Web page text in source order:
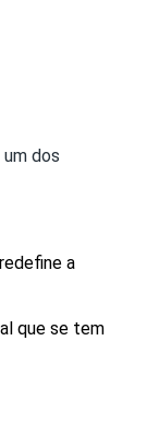
dos
a
que se tem